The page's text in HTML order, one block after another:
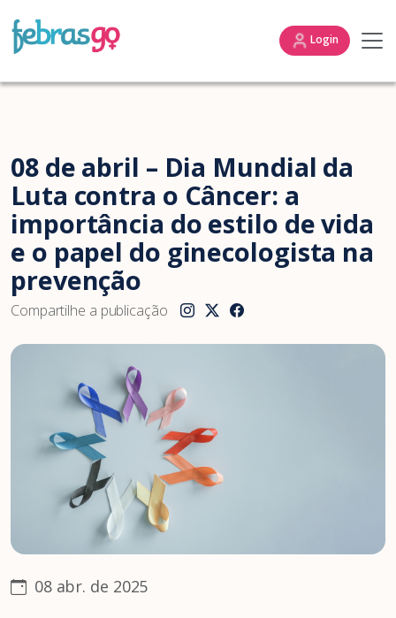
Login
08 de abril – Dia Mundial da
Luta contra o Câncer: a
importância do estilo de vida
e o papel do ginecologista na
prevenção
Compartilhe a publicação
08 abr. de 2025